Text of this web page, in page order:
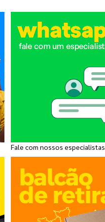
Fale com nossos especialistas